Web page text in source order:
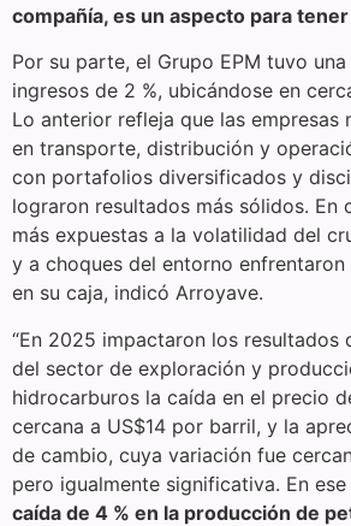
compañía, es un aspecto para
Por su parte, el Grupo EPM tuvo
ingresos de 2 %, ubicándose en
Lo anterior refleja que las empresas
en transporte, distribución y
con portafolios diversificados y
lograron resultados más sólidos. En
más expuestas a la volatilidad del
y a choques del entorno
en su caja, indicó Arroyave.
“En 2025 impactaron los resultados
del sector de exploración y
hidrocarburos la caída en el precio
cercana a US$14 por barril, y la
de cambio, cuya variación fue
pero igualmente significativa. En
caída de 4 % en la producción de